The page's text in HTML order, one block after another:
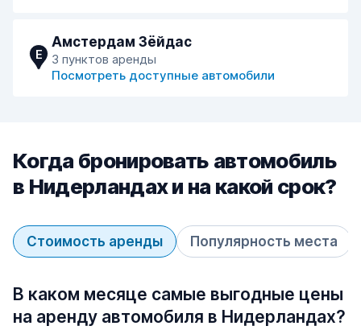
E
Амстердам Зёйдас
3 пунктов аренды
Посмотреть доступные автомобили
Когда бронировать автомобиль
в Нидерландах и на какой срок?
Стоимость аренды Популярность места
В каком месяце самые выгодные цены
на аренду автомобиля в Нидерландах?